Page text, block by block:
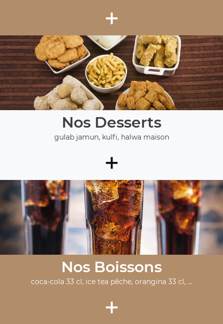
+
Nos Desserts
gulab jamun, kulfi, halwa maison
+
Nos Boissons
coca-cola 33 cl, ice tea pêche, orangina 33 cl, ...
+